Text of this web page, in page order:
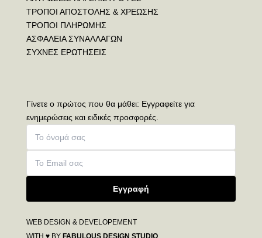
ΤΡΟΠΟΙ ΑΠΟΣΤΟΛΗΣ & ΧΡΕΩΣΗΣ
ΤΡΟΠΟΙ ΠΛΗΡΩΜΗΣ
ΑΣΦΑΛΕΙΑ ΣΥΝΑΛΛΑΓΩΝ
ΣΥΧΝΕΣ ΕΡΩΤΗΣΕΙΣ
Γίνετε ο πρώτος που θα μάθει: Εγγραφείτε για
ενημερώσεις και ειδικές προσφορές.
Εγγραφή
WEB DESIGN & DEVELOPEMENT
WITH ♥ BY FABULOUS DESIGN STUDIO